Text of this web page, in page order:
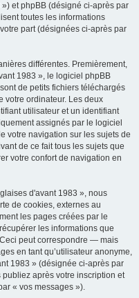
et phpBB (désigné ci-après par
toutes les informations
part (désignées ci-après par
différentes. Premièrement,
1983 », le logiciel phpBB
de petits fichiers téléchargés
votre ordinateur. Les deux
utilisateur et un identifiant
assignés par le logiciel
votre navigation sur les sujets de
de ce fait tous les sujets que
votre confort de navigation en
d'avant 1983 », nous
de cookies, externes au
les pages créées par le
les informations que
peut correspondre — mais
en tant qu’utilisateur anonyme,
1983 » (désignée ci-après par
après votre inscription et
« vos messages »).